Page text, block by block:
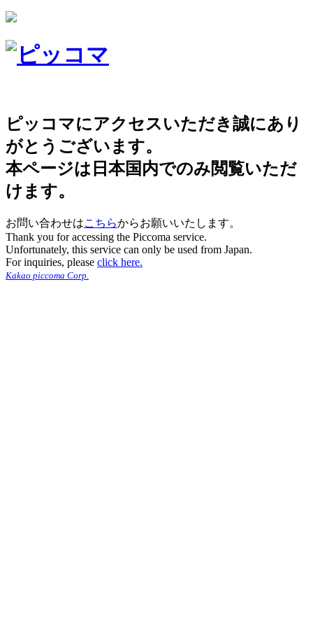
ピッコマにアクセスいただき誠にあり
がとうございます。
本ページは日本国内でのみ閲覧いただ
けます。
お問い合わせはこちらからお願いいたします。
Thank you for accessing the Piccoma service.
Unfortunately, this service can only be used from Japan.
For inquiries, please click here.
Kakao piccoma Corp.